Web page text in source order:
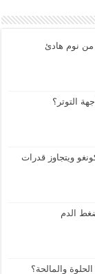
من نوم هادئ
التوتر؟
ويتجاوز قدرات
الدم
والمالحة؟